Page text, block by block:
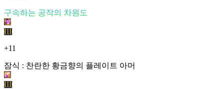
구속하는 공작의 차원도
III
+11
잠식 : 찬란한 황금향의 플레이트 아머
III